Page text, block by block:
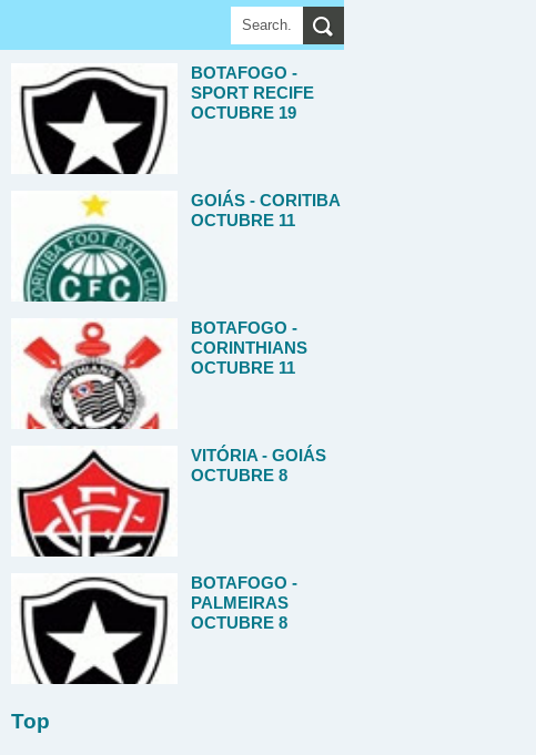
BOTAFOGO -
SPORT RECIFE
OCTUBRE 19
GOIÁS - CORITIBA
OCTUBRE 11
BOTAFOGO -
CORINTHIANS
OCTUBRE 11
VITÓRIA - GOIÁS
OCTUBRE 8
BOTAFOGO -
PALMEIRAS
OCTUBRE 8
Top